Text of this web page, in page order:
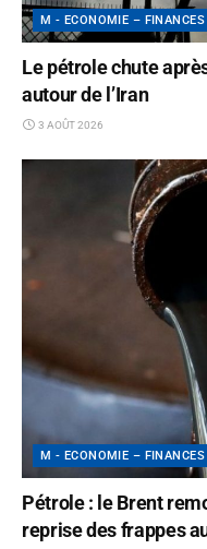
M - ECONOMIE – FINANCES
Le pétrole chute
autour de l’Iran
3 AOÛT 2026
M - ECONOMIE – FINANCES
Pétrole : le Brent
reprise des frappes